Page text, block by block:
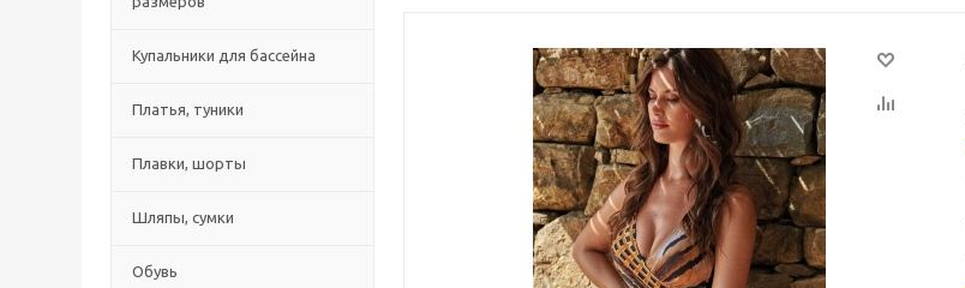
Купальники для бассейна
Платья, туники
Плавки, шорты
Шляпы, сумки
Обувь